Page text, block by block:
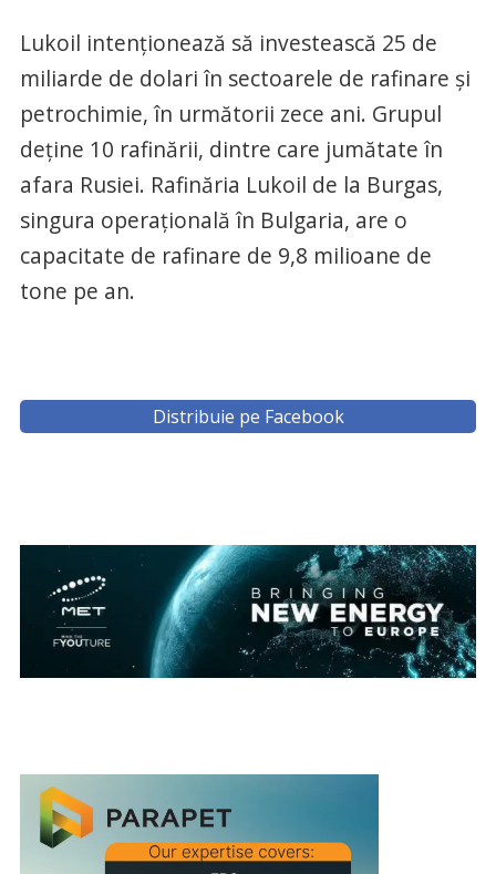
Lukoil intenţionează să investească 25 de
miliarde de dolari în sectoarele de rafinare şi
petrochimie, în următorii zece ani. Grupul
deţine 10 rafinării, dintre care jumătate în
afara Rusiei. Rafinăria Lukoil de la Burgas,
singura operaţională în Bulgaria, are o
capacitate de rafinare de 9,8 milioane de
tone pe an.
Distribuie pe Facebook